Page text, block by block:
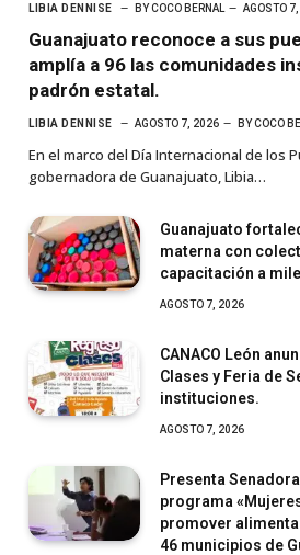
LIBIA DENNISE BY COCO BERNAL AGOSTO
Guanajuato reconoce a sus
amplía a 96 las comunidades
padrón estatal.
LIBIA DENNISE AGOSTO 7, 2026 BY COCO
En el marco del Día Internacional de los
gobernadora de Guanajuato, Libia…
Guanajuato
materna con
capacitación a
AGOSTO 7, 2026
CANACO León
Clases y Feria de
instituciones.
AGOSTO 7, 2026
Presenta
programa
promover
46 municipios de